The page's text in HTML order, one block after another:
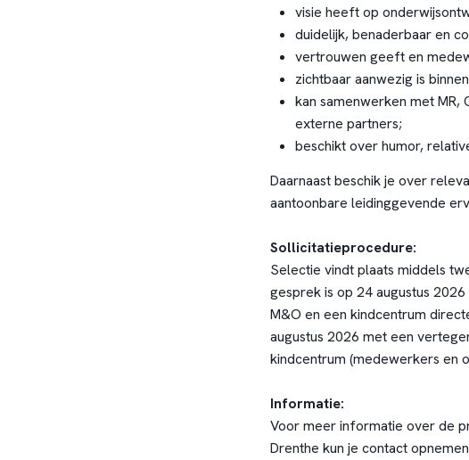
visie heeft op
duidelijk, benaderbaar en
vertrouwen geeft en
zichtbaar aanwezig is
kan samenwerken met MR,
externe partners;
beschikt over humor,
Daarnaast beschik je over
aantoonbare leidinggevende
Sollicitatieprocedure:
Selectie vindt plaats middels
gesprek is op 24 augustus
M&O en een kindcentrum
augustus 2026 met een
kindcentrum (medewerkers en
Informatie:
Voor meer informatie over de
Drenthe kun je contact